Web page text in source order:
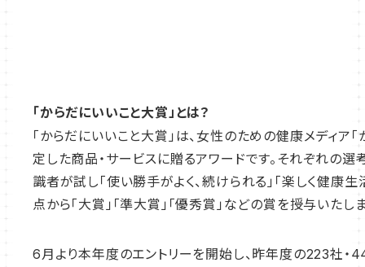
「からだにいいこと大賞」とは？
「からだにいいこと大賞」は、女性のための健康メディア
定した商品・サービスに贈るアワードです。それぞれの
識者が試し「使い勝手がよく、続けられる」「楽しく健康
点から「大賞」「準大賞」「優秀賞」などの賞を授与いたし
6月より本年度のエントリーを開始し、昨年度の223社